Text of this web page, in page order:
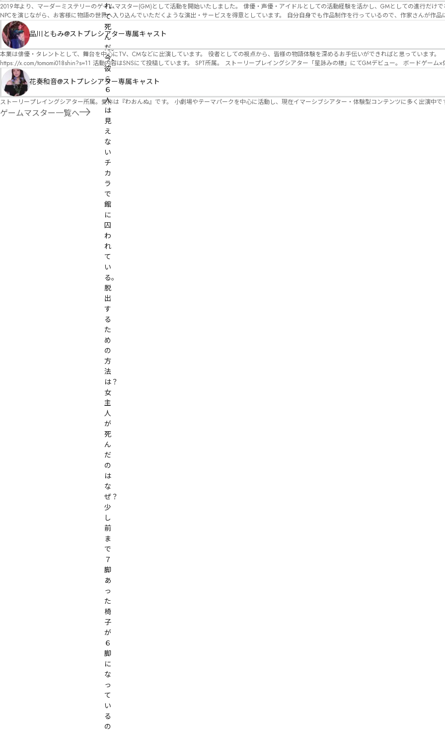
れ
て
死
ん
だ。
今、
彼
ら
６
人
は
見
え
な
い
チ
カ
ラ
で
館
に
囚
わ
れ
て
い
る。
脱
出
す
る
た
め
の
方
法
は？
女
主
人
が
死
ん
だ
の
は
な
ぜ？
少
し
前
ま
で
７
脚
あ
っ
た
椅
子
が
６
脚
に
な
っ
て
い
る
の
2019年より、マーダーミステリーのゲームマスター(GM)として活動を開始いたしました。 俳優・声優・アイドルとしての活動経験を活かし、GMとしての進行だけでなく、作品内の
NPCを演じながら、お客様に物語の世界へ入り込んでいただくような演出・サービスを得意としています。 自分自身でも作品制作を行っているので、作家さんが作品に込めた想いや意
図を大切にしながら、その作品の魅力をお客様に届けられるような公演を心がけています。 参加してくださる皆様がどんなエンディングを迎えるのか、どんな物語が生まれるのかを想
像しながら、公演を進めていく時間が本当に大好きです！ 対応可能作品は、オフライン（対面）作品のみとなります。 得意分野をひとつ挙げるなら恋愛もの（恋愛要素を含むシナリ
オ）ですが、ファンタジー、デスゲーム、青春ものなど、ジャンルを問わず幅広く対応可能です！お任せください！ 《所属団体・店舗》 ★ Lanbelysma -ランビリズマ- (代表・制作・
GM) ★ ストーリープレイングシアター (GM) ★ フィネガンズ ウェイク (GM)
品川ともみ@ストプレシアター専属キャスト
本業は俳優・タレントとして、舞台を中心にTV、CMなどに出演しています。 役者としての視点から、皆様の物語体験を深めるお手伝いができればと思っています。
https://x.com/tomomi018shin?s=11 活動内容はSNSにて投稿しています。 SPT所属。 ストーリープレイングシアター「星詠みの標」にてGMデビュー。 ボードゲーム×体感型演劇 イマ
ーシブカフェ「コアクト」(不定期開催)出演中。
花奏和音@ストプレシアター専属キャスト
ストーリープレイングシアター所属。愛称は『わおんぬ』です。 小劇場やテーマパークを中心に活動し、現在イマーシブシアター・体験型コンテンツに多く出演中で
ゲームマスター一覧へ